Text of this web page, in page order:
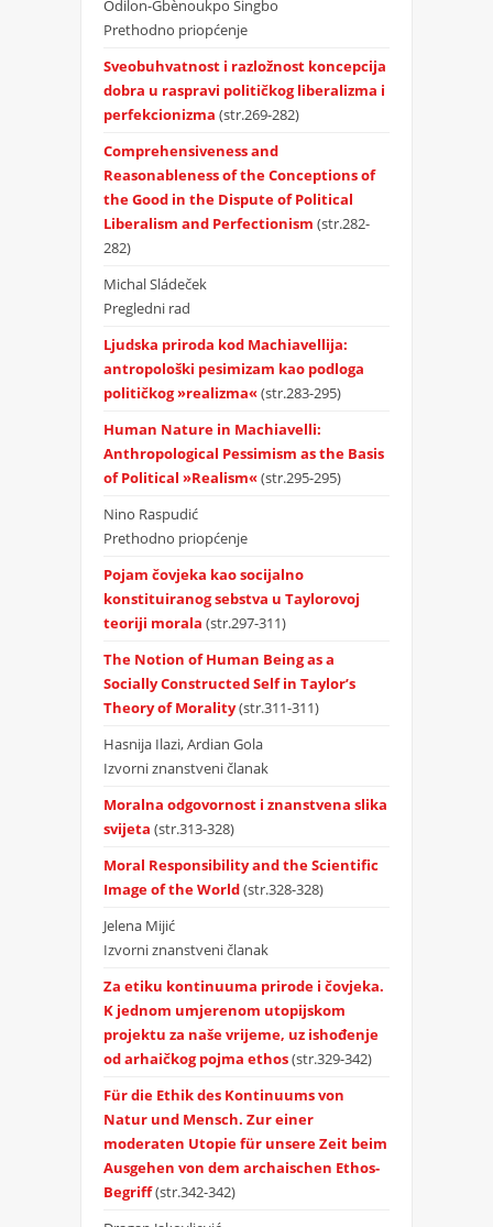
Odilon-Gbènoukpo Singbo
Prethodno priopćenje
Sveobuhvatnost i razložnost koncepcija
dobra u raspravi političkog liberalizma i
perfekcionizma (str.269-282)
Comprehensiveness and
Reasonableness of the Conceptions of
the Good in the Dispute of Political
Liberalism and Perfectionism (str.282-
282)
Michal Sládeček
Pregledni rad
Ljudska priroda kod Machiavellija:
antropološki pesimizam kao podloga
političkog »realizma«(str.283-295)
Human Nature in Machiavelli:
Anthropological Pessimism as the Basis
of Political »Realism«(str.295-295)
Nino Raspudić
Prethodno priopćenje
Pojam čovjeka kao socijalno
konstituiranog sebstva u Taylorovoj
teoriji morala (str.297-311)
The Notion of Human Being as a
Socially Constructed Self in Taylor’s
Theory of Morality(str.311-311)
Hasnija Ilazi, Ardian Gola
Izvorni znanstveni članak
Moralna odgovornost i znanstvena slika
svijeta (str.313-328)
Moral Responsibility and the Scientific
Image of the World(str.328-328)
Jelena Mijić
Izvorni znanstveni članak
Za etiku kontinuuma prirode i čovjeka.
K jednom umjerenom utopijskom
projektu za naše vrijeme, uz ishođenje
od arhaičkog pojma ethos(str.329-342)
Für die Ethik des Kontinuums von
Natur und Mensch. Zur einer
moderaten Utopie für unsere Zeit beim
Ausgehen von dem archaischen Ethos-
Begriff(str.342-342)